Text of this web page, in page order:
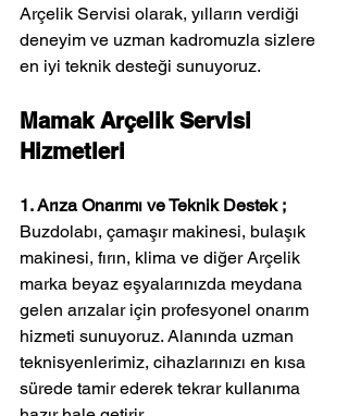
Arçelik Servisi olarak, yılların verdiği
deneyim ve uzman kadromuzla sizlere
en iyi teknik desteği sunuyoruz.
Mamak Arçelik Servisi
Hizmetleri
1. Arıza Onarımı ve Teknik Destek ;
Buzdolabı, çamaşır makinesi, bulaşık
makinesi, fırın, klima ve diğer Arçelik
marka beyaz eşyalarınızda meydana
gelen arızalar için profesyonel onarım
hizmeti sunuyoruz. Alanında uzman
teknisyenlerimiz, cihazlarınızı en kısa
sürede tamir ederek tekrar kullanıma